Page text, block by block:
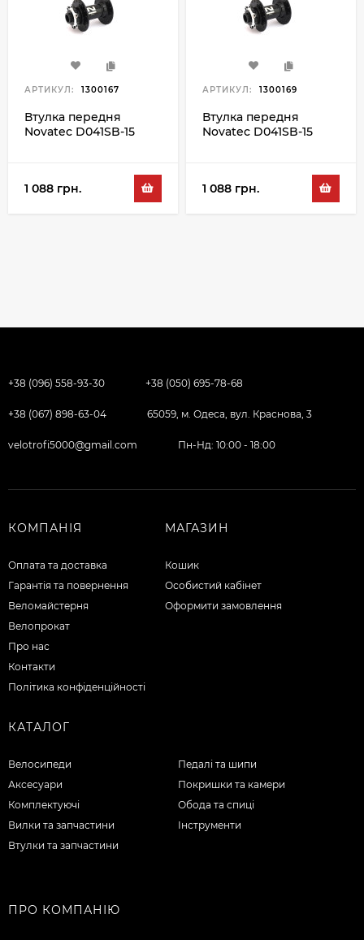
АРТИКУЛ: 1300167
Втулка передня
Novatec D041SB-15
1 088 грн.
АРТИКУЛ: 1300169
Втулка передня
Novatec D041SB-15
1 088 грн.
+38 (096) 558-93-30 +38 (050) 695-78-68
+38 (067) 898-63-04 65059, м. Одеса, вул. Краснова, 3
velotrofi5000@gmail.com Пн-Нд: 10:00 - 18:00
КОМПАНІЯ
Оплата та доставка
Гарантія та повернення
Веломайстерня
Велопрокат
Про нас
Контакти
Політика конфіденційності
МАГАЗИН
Кошик
Особистий кабінет
Оформити замовлення
КАТАЛОГ
Велосипеди
Аксесуари
Комплектуючі
Вилки та запчастини
Втулки та запчастини
Педалі та шипи
Покришки та камери
Обода та спиці
Інструменти
ПРО КОМПАНІЮ